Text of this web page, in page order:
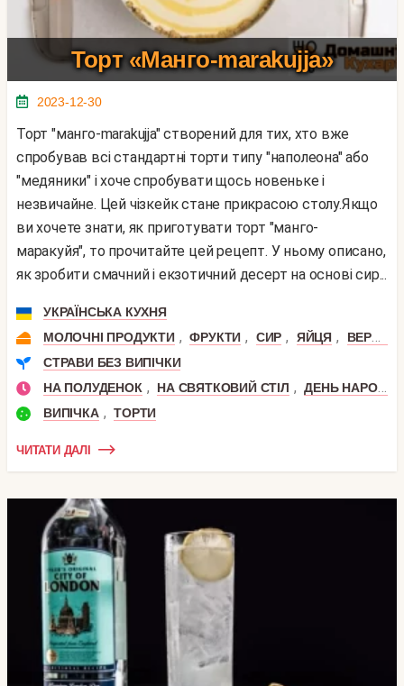
Торт «Манго-marakujja»
2023-12-30
Торт "манго-marakujja" створений для тих, хто вже
спробував всі стандартні торти типу "наполеона" або
"медяники" і хоче спробувати щось новеньке і
незвичайне. Цей чізкейк стане прикрасою столу.Якщо
ви хочете знати, як приготувати торт "манго-
маракуйя", то прочитайте цей рецепт. У ньому описано,
як зробити смачний і екзотичний десерт на основі сир...
УКРАЇНСЬКА КУХНЯ
МОЛОЧНІ ПРОДУКТИ , ФРУКТИ , СИР , ЯЙЦЯ ,
ВЕРШКОВЕ МАСЛО
СТРАВИ БЕЗ ВИПІЧКИ
НА ПОЛУДЕНОК , НА СВЯТКОВИЙ СТІЛ , ДЕНЬ НАРОДЖЕННЯ
ВИПІЧКА , ТОРТИ
ЧИТАТИ ДАЛІ